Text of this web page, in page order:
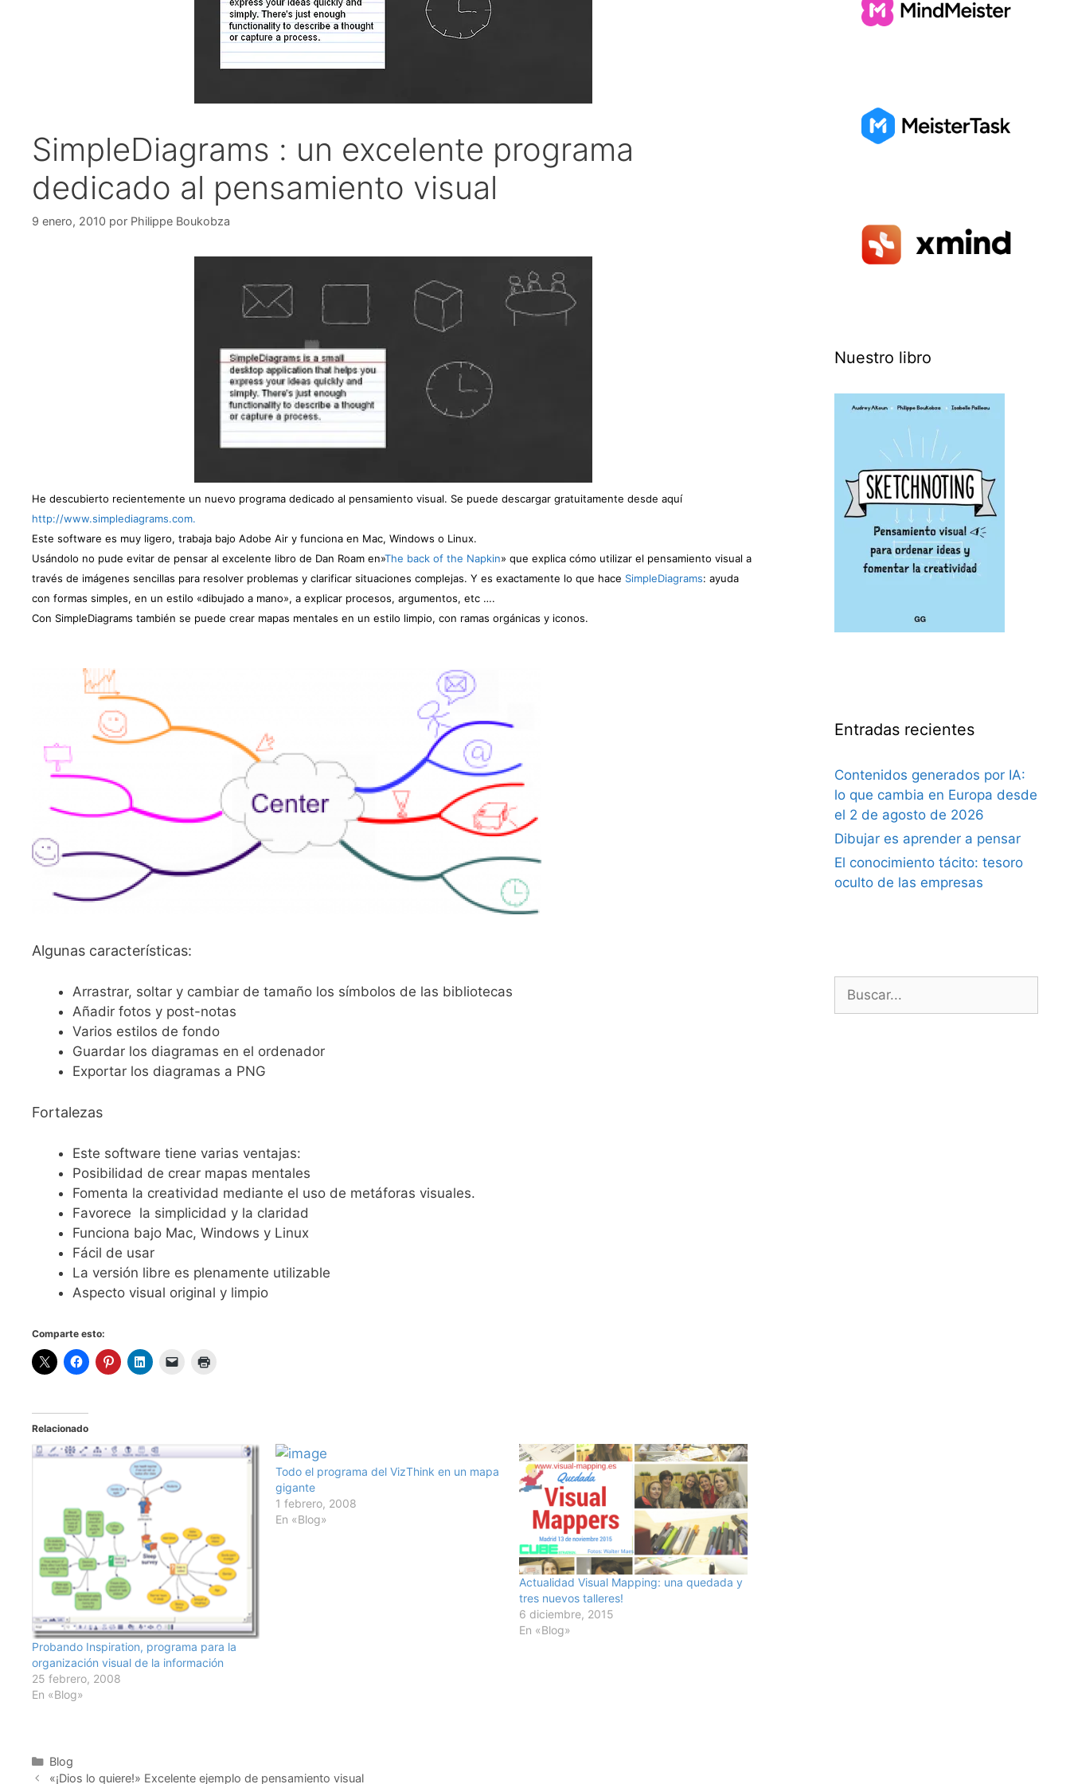
SimpleDiagrams : un excelente programa
dedicado al pensamiento visual
9 enero, 2010 por Philippe Boukobza
He descubierto recientemente un nuevo programa dedicado al pensamiento visual. Se puede descargar gratuitamente desde aquí
http://www.simplediagrams.com.
Este software es muy ligero, trabaja bajo Adobe Air y funciona en Mac, Windows o Linux.
Usándolo no pude evitar de pensar al excelente libro de Dan Roam en»The back of the Napkin» que explica cómo utilizar el pensamiento visual a
través de imágenes sencillas para resolver problemas y clarificar situaciones complejas. Y es exactamente lo que hace SimpleDiagrams: ayuda
con formas simples, en un estilo «dibujado a mano», a explicar procesos, argumentos, etc ….
Con SimpleDiagrams también se puede crear mapas mentales en un estilo limpio, con ramas orgánicas y iconos.
Algunas características:
Arrastrar, soltar y cambiar de tamaño los símbolos de las bibliotecas
Añadir fotos y post-notas
Varios estilos de fondo
Guardar los diagramas en el ordenador
Exportar los diagramas a PNG
Fortalezas
Este software tiene varias ventajas:
Posibilidad de crear mapas mentales
Fomenta la creatividad mediante el uso de metáforas visuales.
Favorece la simplicidad y la claridad
Funciona bajo Mac, Windows y Linux
Fácil de usar
La versión libre es plenamente utilizable
Aspecto visual original y limpio
Comparte esto:
Relacionado
Probando Inspiration, programa para la
organización visual de la información
25 febrero, 2008
En «Blog»
Todo el programa del VizThink en un mapa
gigante
1 febrero, 2008
En «Blog»
Actualidad Visual Mapping: una quedada y
tres nuevos talleres!
6 diciembre, 2015
En «Blog»
Categorías
Blog
«¡Dios lo quiere!» Excelente ejemplo de pensamiento visual
Nuestro libro
Entradas recientes
Contenidos generados por IA:
lo que cambia en Europa desde
el 2 de agosto de 2026
Dibujar es aprender a pensar
El conocimiento tácito: tesoro
oculto de las empresas